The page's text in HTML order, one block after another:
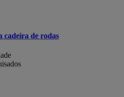
cadeira de rodas